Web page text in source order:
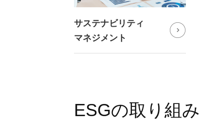
サステナビリティ
マネジメント
ESGの取り組み